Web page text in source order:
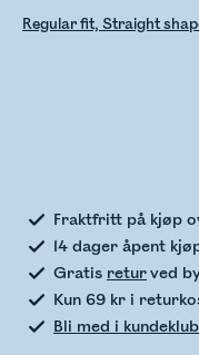
Regular fit, Straight
Fraktfritt på kjøp
14 dager åpent
Gratis returved
Kun 69 kr i
Bli med i